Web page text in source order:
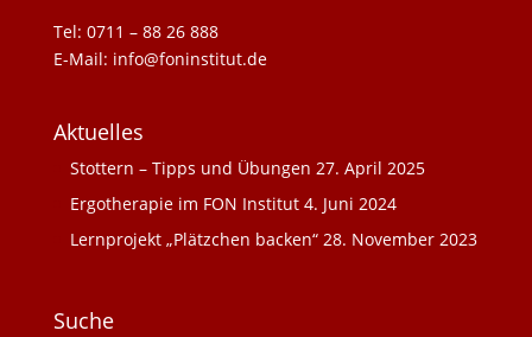
Tel: 0711 – 88 26 888
E-Mail: info@foninstitut.de
Aktuelles
Stottern – Tipps und Übungen 27. April 2025
Ergotherapie im FON Institut 4. Juni 2024
Lernprojekt „Plätzchen backen“ 28. November 2023
Suche